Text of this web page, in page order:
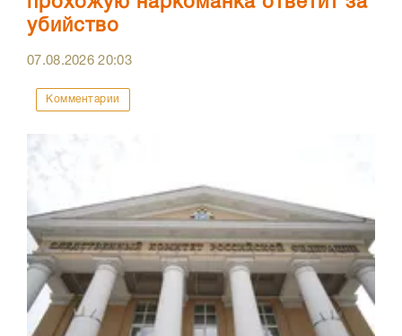
убийство
07.08.202620:03
Комментарии